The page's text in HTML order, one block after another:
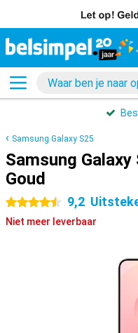
Samsung Galaxy S25
Samsung Galaxy
Goud
4.5 sterren 9,2
Niet meer leverbaar